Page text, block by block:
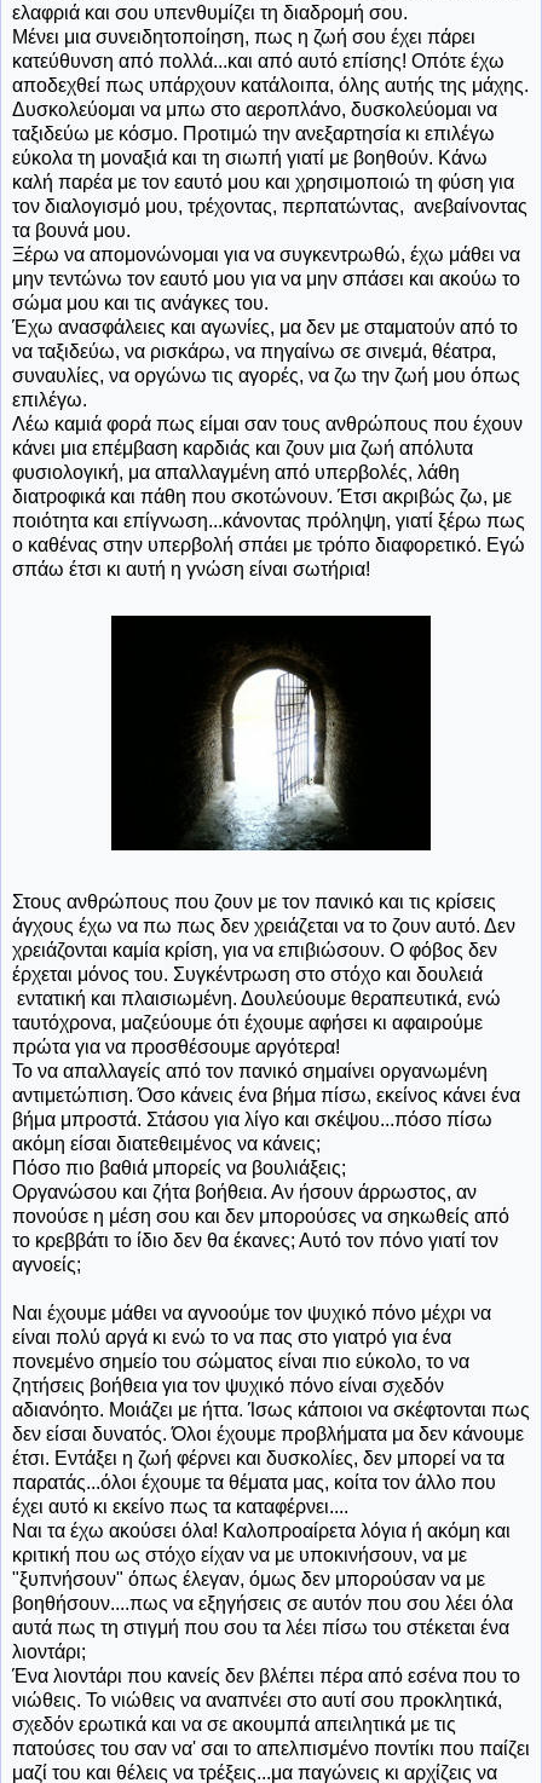
ελαφριά και σου υπενθυμίζει τη διαδρομή σου.
Μένει μια συνειδητοποίηση, πως η ζωή σου έχει πάρει
κατεύθυνση από πολλά...και από αυτό επίσης! Οπότε έχω
αποδεχθεί πως υπάρχουν κατάλοιπα, όλης αυτής της μάχης.
Δυσκολεύομαι να μπω στο αεροπλάνο, δυσκολεύομαι να
ταξιδεύω με κόσμο. Προτιμώ την ανεξαρτησία κι επιλέγω
εύκολα τη μοναξιά και τη σιωπή γιατί με βοηθούν. Κάνω
καλή παρέα με τον εαυτό μου και χρησιμοποιώ τη φύση για
τον διαλογισμό μου, τρέχοντας, περπατώντας, ανεβαίνοντας
τα βουνά μου.
Ξέρω να απομονώνομαι για να συγκεντρωθώ, έχω μάθει να
μην τεντώνω τον εαυτό μου για να μην σπάσει και ακούω το
σώμα μου και τις ανάγκες του.
Έχω ανασφάλειες και αγωνίες, μα δεν με σταματούν από το
να ταξιδεύω, να ρισκάρω, να πηγαίνω σε σινεμά, θέατρα,
συναυλίες, να οργώνω τις αγορές, να ζω την ζωή μου όπως
επιλέγω.
Λέω καμιά φορά πως είμαι σαν τους ανθρώπους που έχουν
κάνει μια επέμβαση καρδιάς και ζουν μια ζωή απόλυτα
φυσιολογική, μα απαλλαγμένη από υπερβολές, λάθη
διατροφικά και πάθη που σκοτώνουν. Έτσι ακριβώς ζω, με
ποιότητα και επίγνωση...κάνοντας πρόληψη, γιατί ξέρω πως
ο καθένας στην υπερβολή σπάει με τρόπο διαφορετικό. Εγώ
σπάω έτσι κι αυτή η γνώση είναι σωτήρια!
Στους ανθρώπους που ζουν με τον πανικό και τις κρίσεις
άγχους έχω να πω πως δεν χρειάζεται να το ζουν αυτό. Δεν
χρειάζονται καμία κρίση, για να επιβιώσουν. Ο φόβος δεν
έρχεται μόνος του. Συγκέντρωση στο στόχο και δουλειά
εντατική και πλαισιωμένη. Δουλεύουμε θεραπευτικά, ενώ
ταυτόχρονα, μαζεύουμε ότι έχουμε αφήσει κι αφαιρούμε
πρώτα για να προσθέσουμε αργότερα!
Το να απαλλαγείς από τον πανικό σημαίνει οργανωμένη
αντιμετώπιση. Όσο κάνεις ένα βήμα πίσω, εκείνος κάνει ένα
βήμα μπροστά. Στάσου για λίγο και σκέψου...πόσο πίσω
ακόμη είσαι διατεθειμένος να κάνεις;
Πόσο πιο βαθιά μπορείς να βουλιάξεις;
Οργανώσου και ζήτα βοήθεια. Αν ήσουν άρρωστος, αν
πονούσε η μέση σου και δεν μπορούσες να σηκωθείς από
το κρεββάτι το ίδιο δεν θα έκανες; Αυτό τον πόνο γιατί τον
αγνοείς;
Ναι έχουμε μάθει να αγνοούμε τον ψυχικό πόνο μέχρι να
είναι πολύ αργά κι ενώ το να πας στο γιατρό για ένα
πονεμένο σημείο του σώματος είναι πιο εύκολο, το να
ζητήσεις βοήθεια για τον ψυχικό πόνο είναι σχεδόν
αδιανόητο. Μοιάζει με ήττα. Ίσως κάποιοι να σκέφτονται πως
δεν είσαι δυνατός. Όλοι έχουμε προβλήματα μα δεν κάνουμε
έτσι. Εντάξει η ζωή φέρνει και δυσκολίες, δεν μπορεί να τα
παρατάς...όλοι έχουμε τα θέματα μας, κοίτα τον άλλο που
έχει αυτό κι εκείνο πως τα καταφέρνει....
Ναι τα έχω ακούσει όλα! Καλοπροαίρετα λόγια ή ακόμη και
κριτική που ως στόχο είχαν να με υποκινήσουν, να με
"ξυπνήσουν" όπως έλεγαν, όμως δεν μπορούσαν να με
βοηθήσουν....πως να εξηγήσεις σε αυτόν που σου λέει όλα
αυτά πως τη στιγμή που σου τα λέει πίσω του στέκεται ένα
λιοντάρι;
Ένα λιοντάρι που κανείς δεν βλέπει πέρα από εσένα που το
νιώθεις. Το νιώθεις να αναπνέει στο αυτί σου προκλητικά,
σχεδόν ερωτικά και να σε ακουμπά απειλητικά με τις
πατούσες του σαν να' σαι το απελπισμένο ποντίκι που παίζει
μαζί του και θέλεις να τρέξεις...μα παγώνεις κι αρχίζεις να